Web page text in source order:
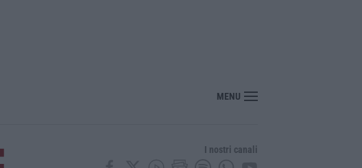
MENU
I nostri canali